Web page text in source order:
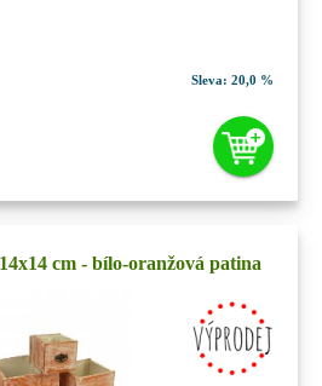
Sleva: 20,0 %
cm - bílo-oranžová patina